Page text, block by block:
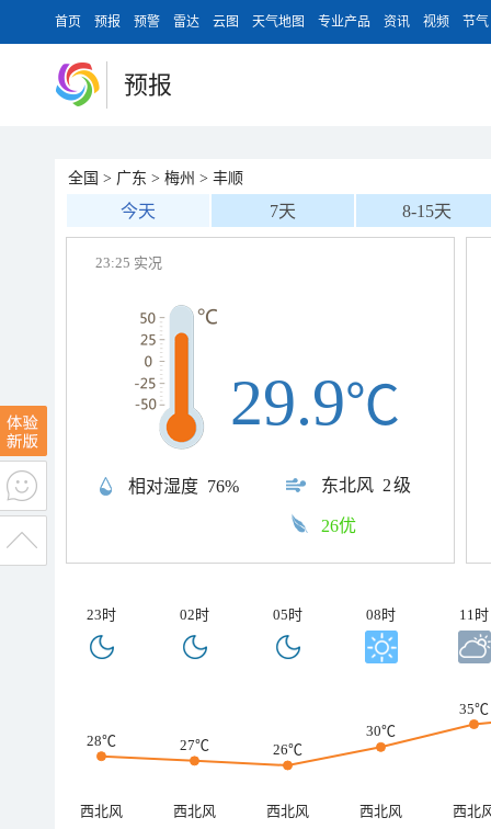
首页 预报 预警 雷达 云图 天气地图 专业产品 资讯 视频 节气
预报
全国 > 广东 > 梅州 > 丰顺
今天 7天 8-15天
23:25 实况
相对湿度 76% 东北风 2级
29.9℃
26优
23时 02时 05时 08时 11时
28℃ 27℃ 26℃
30℃
35℃
西北风 西北风 西北风 西北风
西北